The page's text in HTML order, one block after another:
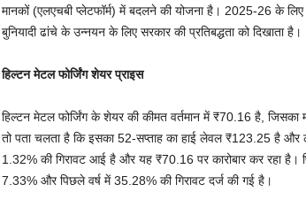
मानकों (एलएचबी प्लेटफॉर्म) में बदलने की योजना है। 2025-26 के
बुनियादी ढांचे के उन्नयन के लिए सरकार की प्रतिबद्धता को दिखाता है।
हिल्टन मेटल फोर्जिंग शेयर प्राइस
हिल्टन मेटल फोर्जिंग के शेयर की कीमत वर्तमान में ₹70.16 है,
तो पता चलता है कि इसका 52-सप्ताह का हाई लेवल ₹123.25 है
1.32% की गिरावट आई है और यह ₹70.16 पर कारोबार कर रहा है।
7.33% और पिछले वर्ष में 35.28% की गिरावट दर्ज की गई है।